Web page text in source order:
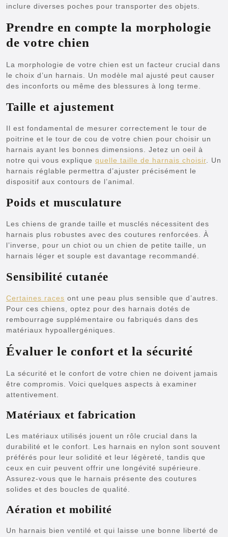
inclure diverses poches pour transporter des objets.
Prendre en compte la morphologie
de votre chien
La morphologie de votre chien est un facteur crucial dans
le choix d’un harnais. Un modèle mal ajusté peut causer
des inconforts ou même des blessures à long terme.
Taille et ajustement
Il est fondamental de mesurer correctement le tour de
poitrine et le tour de cou de votre chien pour choisir un
harnais ayant les bonnes dimensions. Jetez un oeil à
notre qui vous explique quelle taille de harnais choisir . Un
harnais réglable permettra d’ajuster précisément le
dispositif aux contours de l’animal.
Poids et musculature
Les chiens de grande taille et musclés nécessitent des
harnais plus robustes avec des coutures renforcées. À
l’inverse, pour un chiot ou un chien de petite taille, un
harnais léger et souple est davantage recommandé.
Sensibilité cutanée
Certaines races ont une peau plus sensible que d’autres.
Pour ces chiens, optez pour des harnais dotés de
rembourrage supplémentaire ou fabriqués dans des
matériaux hypoallergéniques.
Évaluer le confort et la sécurité
La sécurité et le confort de votre chien ne doivent jamais
être compromis. Voici quelques aspects à examiner
attentivement.
Matériaux et fabrication
Les matériaux utilisés jouent un rôle crucial dans la
durabilité et le confort. Les harnais en nylon sont souvent
préférés pour leur solidité et leur légèreté, tandis que
ceux en cuir peuvent offrir une longévité supérieure.
Assurez-vous que le harnais présente des coutures
solides et des boucles de qualité.
Aération et mobilité
Un harnais bien ventilé et qui laisse une bonne liberté de